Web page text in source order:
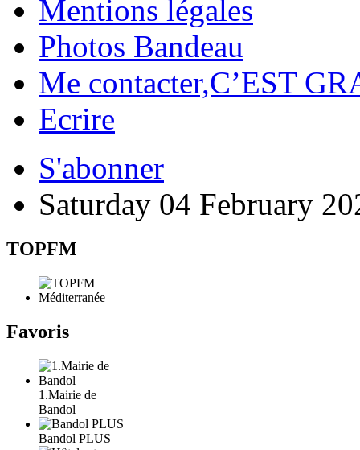
Mentions légales
Photos Bandeau
Me contacter,C’EST
Ecrire
S'abonner
Saturday 04 February
TOPFM
Favoris
1.Mairie de
Bandol
Bandol PLUS